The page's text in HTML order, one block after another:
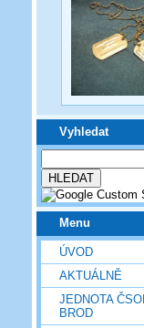
Vyhledat
Menu
ÚVOD
AKTUÁLNĚ
JEDNOTA
BROD